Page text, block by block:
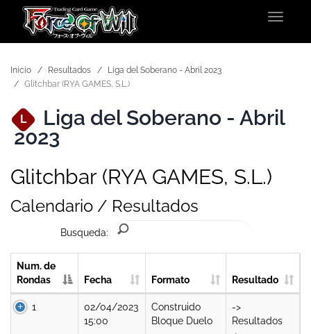
Toggle
Inicio Resultados
Liga del Soberano - Abril 2023
Glitchbar (RYA GAMES, S.L.)
L Liga del Soberano - Abril
2023
Glitchbar (RYA GAMES, S.L.)
Calendario / Resultados
Busqueda:
Num. de
Rondas
Fecha Formato Resultado
1
02/04/2023
15:00
Construido
Bloque Duelo
->
Resultados